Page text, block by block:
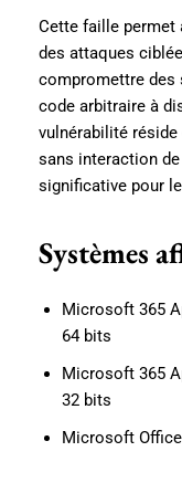
Cette faille permet
des attaques
compromettre des
code arbitraire à
vulnérabilité
sans interaction
significative pour
Systèmes
Microsoft 365
64 bits
Microsoft 365
32 bits
Microsoft Office